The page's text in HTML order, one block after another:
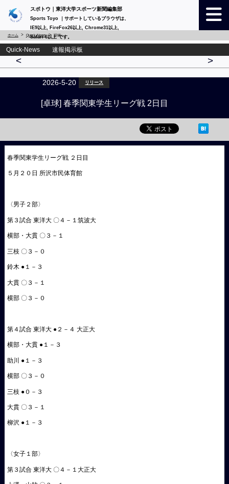
スポトウ｜東洋大学スポーツ新聞編集部
Sports Toyo ｜サポートしているブラウザは、
IE9以上, FireFox26以上, Chrome31以上,
Safari 6以上 です。
ホーム Quick-News 詳細
Quick-News 速報掲示板
< >
2026-5-20 リリース
[卓球] 春季関東学生リーグ戦 2日目
春季関東学生リーグ戦 ２日目
５月２０日 所沢市民体育館
〈男子２部〉
第３試合 東洋大 〇４－１筑波大
横部・大貫 〇３－１
三枝 〇３－０
鈴木 ●１－３
大貫 〇３－１
横部 〇３－０
第４試合 東洋大 ●２－４ 大正大
横部・大貫 ●１－３
助川 ●１－３
横部 〇３－０
三枝 ●０－３
大貫 〇３－１
柳沢 ●１－３
〈女子１部〉
第３試合 東洋大 〇４－１大正大